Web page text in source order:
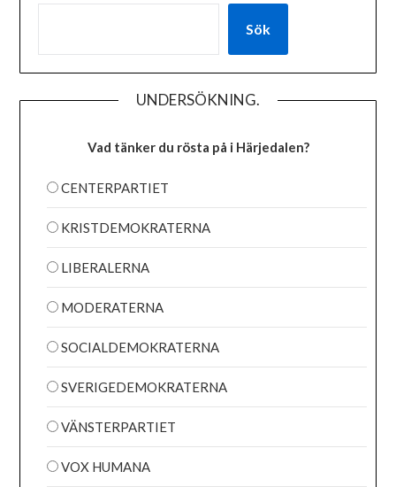
Sök
UNDERSÖKNING.
Vad tänker du rösta på i Härjedalen?
CENTERPARTIET
KRISTDEMOKRATERNA
LIBERALERNA
MODERATERNA
SOCIALDEMOKRATERNA
SVERIGEDEMOKRATERNA
VÄNSTERPARTIET
VOX HUMANA